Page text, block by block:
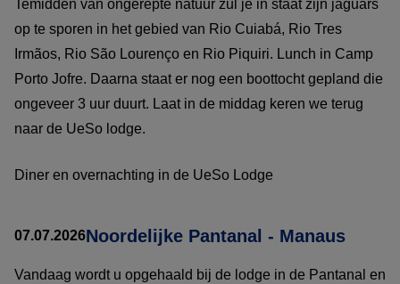
Temidden van ongerepte natuur zul je in staat zijn jaguars
op te sporen in het gebied van Rio Cuiabá, Rio Tres
Irmãos, Rio São Lourenço en Rio Piquiri. Lunch in Camp
Porto Jofre. Daarna staat er nog een boottocht gepland die
ongeveer 3 uur duurt. Laat in de middag keren we terug
naar de UeSo lodge.
Diner en overnachting in de UeSo Lodge
07.07.2026Noordelijke Pantanal - Manaus
Vandaag wordt u opgehaald bij de lodge in de Pantanal en